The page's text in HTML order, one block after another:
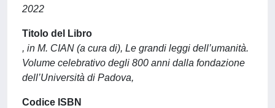
2022
Titolo del Libro
, in M. CIAN (a cura di), Le grandi leggi dell’umanità.
Volume celebrativo degli 800 anni dalla fondazione
dell’Università di Padova,
Codice ISBN